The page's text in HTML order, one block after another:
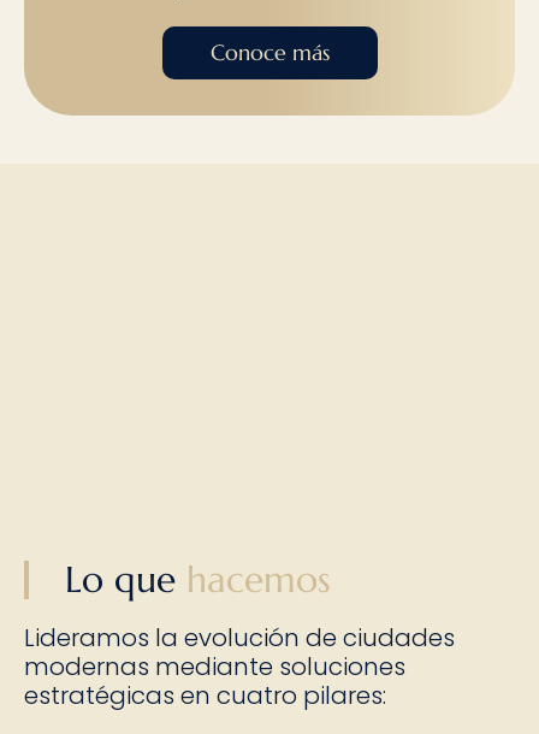
Conoce más
Lo que hacemos
Lideramos la evolución de ciudades
modernas mediante soluciones
estratégicas en cuatro pilares: